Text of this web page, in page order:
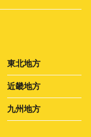
東北地方
近畿地方
九州地方